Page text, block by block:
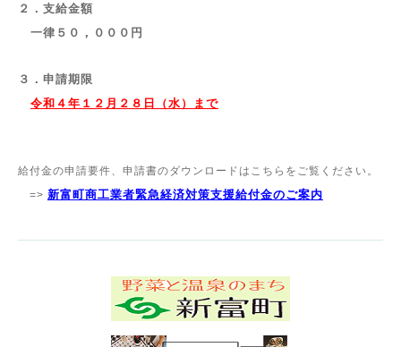
２．支給金額
一律５０，０００円
３．申請期限
令和４年１２月２８日（水）まで
給付金の申請要件、申請書のダウンロードはこちらをご覧ください。
=> 新富町商工業者緊急経済対策支援給付金のご案内